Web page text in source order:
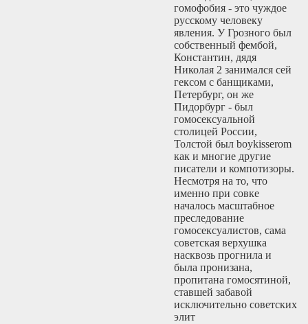
помогут настроить
прокси с
шифрованием и
обфускацией
трафика, получить
доступ к тopу и
многое другое.
гомофобия - это чуждое
русскому человеку
явления. У Грозного был
собственный фембой,
Константин, дядя
Николая 2 занимался сей
гексом с банщиками,
Петербург, он же
Пидорбург - был
гомосексуальной
столицей России,
Толстой был boykisserom
как и многие другие
писатели и компотизоры.
Несмотря на то, что
именно при совке
началось масштабное
преследование
гомосексуалистов, сама
советская верхушка
насквозь прогнила и
была пронизана,
пропитана гомосятиной,
ставшей забавой
исключительно советских
элит